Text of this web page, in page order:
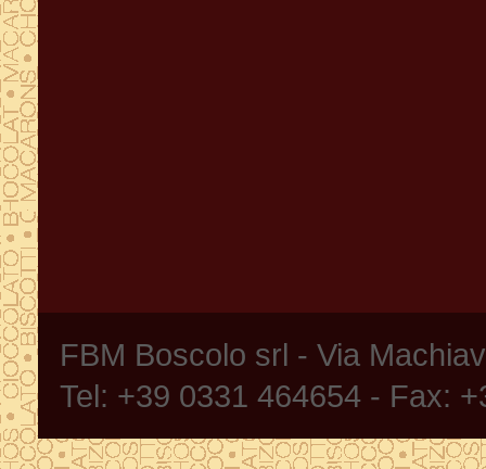
FBM Boscolo srl - Via
Tel: +39 0331 464654 - Fax: